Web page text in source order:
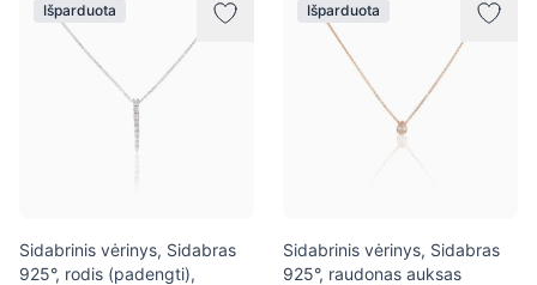
Išparduota
Sidabrinis vėrinys, Sidabras
925°, rodis (padengti),
Išparduota
Sidabrinis vėrinys, Sidabras
925°, raudonas auksas